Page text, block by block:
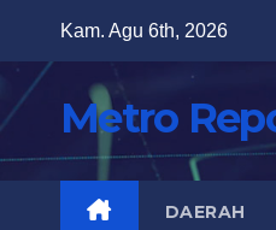
content
Kam. Agu 6th, 2026
Metro
DAERAH